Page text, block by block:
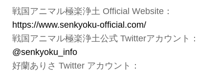
戦国アニマル極楽浄土 Official Website：
https://www.senkyoku-official.com/
戦国アニマル極楽浄土公式 Twitterアカウント：
@senkyoku_info
好蘭ありさ Twitter アカウント：